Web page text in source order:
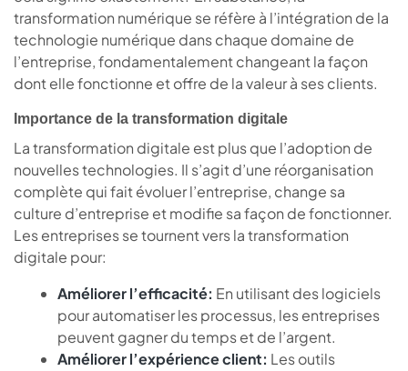
transformation numérique se réfère à l’intégration de la
technologie numérique dans chaque domaine de
l’entreprise, fondamentalement changeant la façon
dont elle fonctionne et offre de la valeur à ses clients.
Importance de la transformation digitale
La transformation digitale est plus que l’adoption de
nouvelles technologies. Il s’agit d’une réorganisation
complète qui fait évoluer l’entreprise, change sa
culture d’entreprise et modifie sa façon de fonctionner.
Les entreprises se tournent vers la transformation
digitale pour:
Améliorer l’efficacité: En utilisant des logiciels
pour automatiser les processus, les entreprises
peuvent gagner du temps et de l’argent.
Améliorer l’expérience client: Les outils